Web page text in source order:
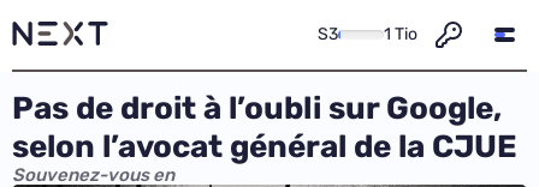
S3 1 Tio
Pas de droit à l’oubli sur Google,
selon l’avocat général de la CJUE
Souvenez-vous en